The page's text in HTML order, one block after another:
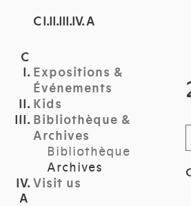
C I.II.III.IV. A
Expositions &
Événements
Kids
Bibliothèque &
Archives
Bibliothèque
Archives
Visit us